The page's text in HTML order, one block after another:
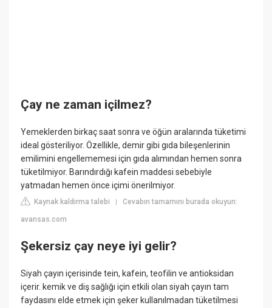
Çay ne zaman içilmez?
Yemeklerden birkaç saat sonra ve öğün aralarında tüketimi
ideal gösteriliyor. Özellikle, demir gibi gıda bileşenlerinin
emilimini engellememesi için gıda alımından hemen sonra
tüketilmiyor. Barındırdığı kafein maddesi sebebiyle
yatmadan hemen önce içimi önerilmiyor.
Kaynak kaldırma talebi |Cevabın tamamını burada okuyun:
avansas.com
Şekersiz çay neye iyi gelir?
Siyah çayın içerisinde tein, kafein, teofilin ve antioksidan
içerir. kemik ve diş sağlığı için etkili olan siyah çayın tam
faydasını elde etmek için şeker kullanılmadan tüketilmesi